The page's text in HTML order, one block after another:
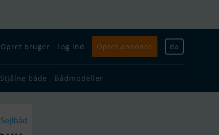
Opret bruger Log ind Opret annonce da
Stjålne både Bådmodeller
Sejlbåd